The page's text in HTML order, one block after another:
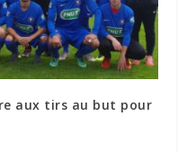
aux tirs au but pour